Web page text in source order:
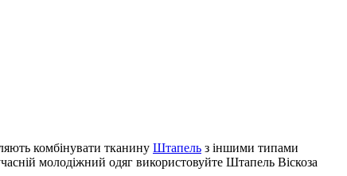
комбінувати тканину Штапель з іншими типами
молодіжний одяг використовуйте Штапель Віскоза